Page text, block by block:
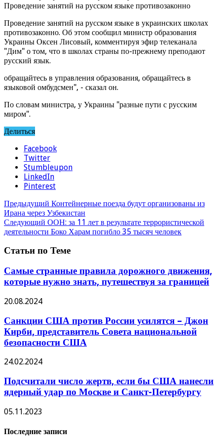
Проведение занятий на русском языке в украинских школах
противозаконно. Об этом сообщил министр образования
Украины Оксен Лисовый, комментируя эфир телеканала
"Дим" о том, что в школах страны по-прежнему преподают
русский язык.
обращайтесь в управления образования, обращайтесь в
языковой омбудсмен", - сказал он.
По словам министра, у Украины "разные пути с русским
миром".
Делиться
Facebook
Twitter
Stumbleupon
LinkedIn
Pinterest
Предыдущий Контейнерные поезда будут организованы из
Ирана через Узбекистан
Следующий ООН: за 11 лет в результате террористической
деятельности Боко Харам погибло 35 тысяч человек
Статьи по Теме
Самые странные правила дорожного движения,
которые нужно знать, путешествуя за границей
20.08.2024
Санкции США против России усилятся – Джон
Кирби, представитель Совета национальной
безопасности США
24.02.2024
Подсчитали число жертв, если бы США нанесли
ядерный удар по Москве и Санкт-Петербургу
05.11.2023
Последние записи